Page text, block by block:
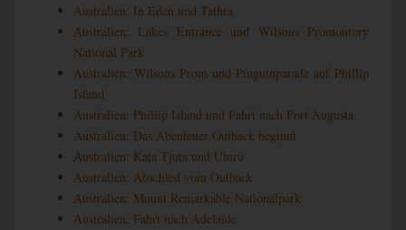
Australien: In Eden und Tathra
Australien: Lakes Entrance und Wilsons Promontory
National Park
Australien: Wilsons Prom und Pinguinparade auf Phillip
Island
Australien: Phillip Island und Fahrt nach Port Augusta
Australien: Das Abenteuer Outback beginnt
Australien: Kata Tjuta und Uluru
Australien: Abschied vom Outback
Australien: Mount Remarkable Nationalpark
Australien: Fahrt nach Adelaide